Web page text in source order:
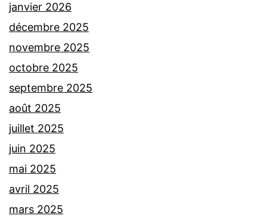
janvier 2026
décembre 2025
novembre 2025
octobre 2025
septembre 2025
août 2025
juillet 2025
juin 2025
mai 2025
avril 2025
mars 2025